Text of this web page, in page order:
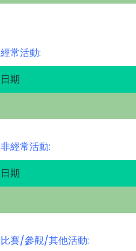
經常活動:
日期
非經常活動:
日期
比賽/參觀/其他活動: